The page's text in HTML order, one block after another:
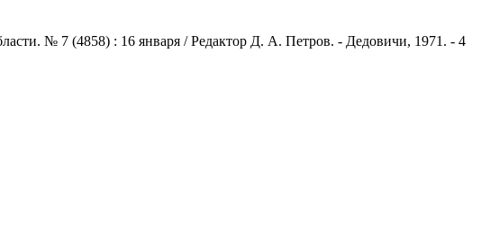
№ 7 (4858) : 16 января / Редактор Д. А. Петров. - Дедовичи, 1971. - 4